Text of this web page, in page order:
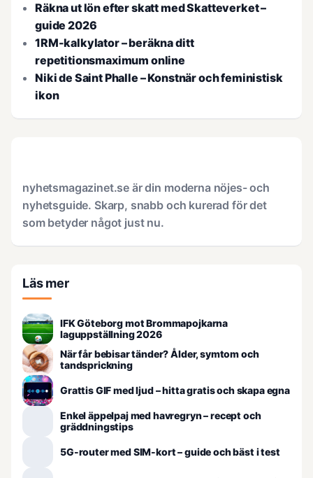
Räkna ut lön efter skatt med Skatteverket –
guide 2026
1RM-kalkylator – beräkna ditt
repetitionsmaximum online
Niki de Saint Phalle – Konstnär och feministisk
ikon
nyhetsmagazinet.se är din moderna nöjes- och
nyhetsguide. Skarp, snabb och kurerad för det
som betyder något just nu.
Läs mer
IFK Göteborg mot Brommapojkarna
laguppställning 2026
När får bebisar tänder? Ålder, symtom och
tandsprickning
Grattis GIF med ljud – hitta gratis och skapa egna
Enkel äppelpaj med havregryn – recept och
gräddningstips
5G-router med SIM-kort – guide och bäst i test